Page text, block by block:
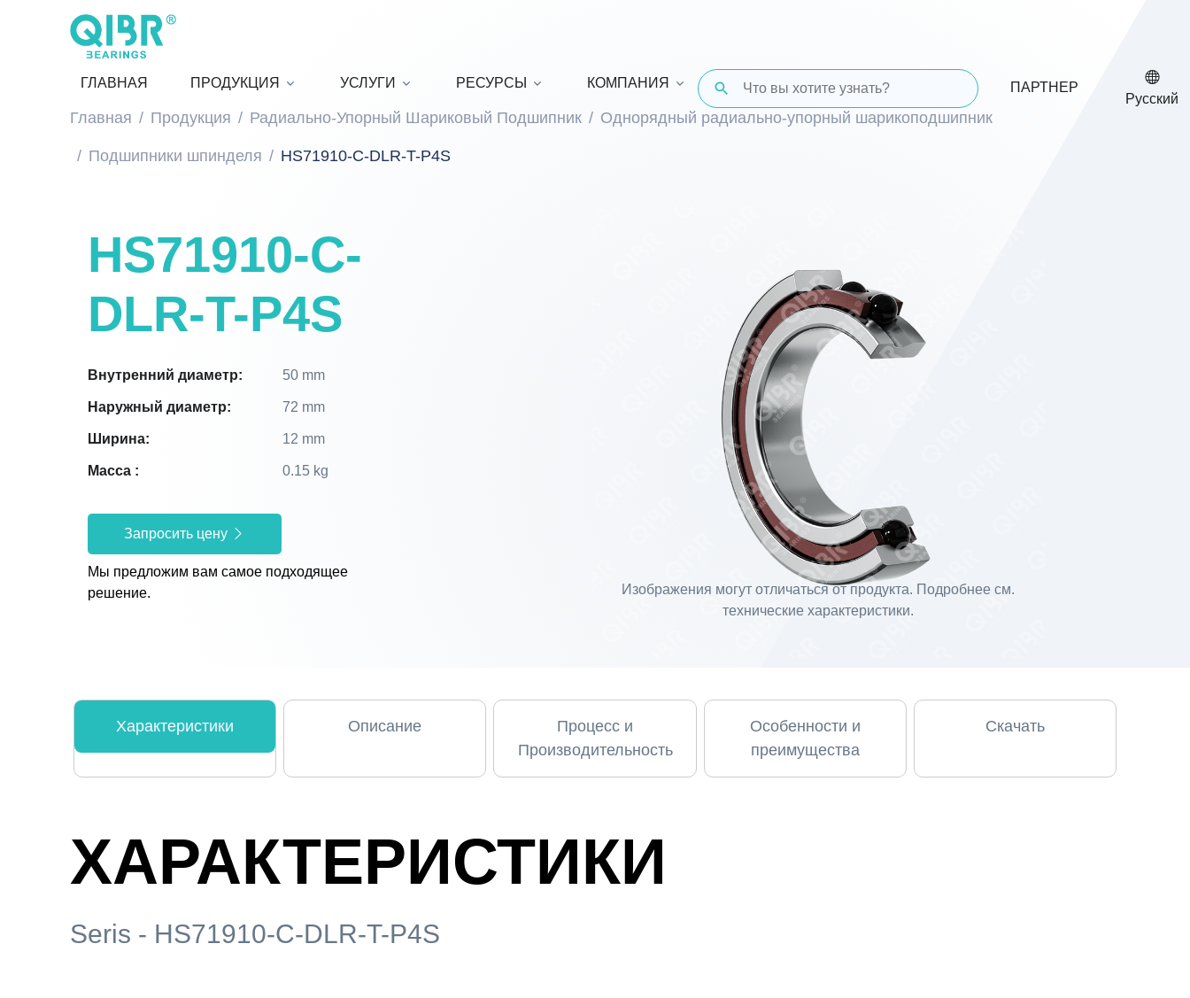
ГЛАВНАЯ ПРОДУКЦИЯ УСЛУГИ РЕСУРСЫ КОМПАНИЯ ПАРТНЕР
Русский
Главная Продукция Радиально-Упорный Шариковый Подшипник Однорядный радиально-упорный шарикоподшипник
Подшипники шпинделя HS71910-C-DLR-T-P4S
HS71910-C-
DLR-T-P4S
Внутренний диаметр: 50 mm
Наружный диаметр: 72 mm
Ширина: 12 mm
Масса : 0.15 kg
Запросить цену
Мы предложим вам самое подходящее
решение.
Изображения могут отличаться от продукта. Подробнее см.
технические характеристики.
Характеристики Описание
Процесс и
Производительность
Особенности и
преимущества
Скачать
ХАРАКТЕРИСТИКИ
Seris - HS71910-C-DLR-T-P4S